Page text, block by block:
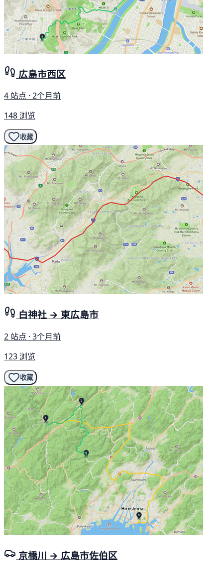
広島市西区
4 站点 · 2个月前
148 浏览
收藏
白神社 → 東広島市
2 站点 · 3个月前
123 浏览
收藏
京橋川 → 広島市佐伯区